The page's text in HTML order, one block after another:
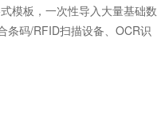
模板，一次性导入大量基础数
RFID扫描设备、OCR识